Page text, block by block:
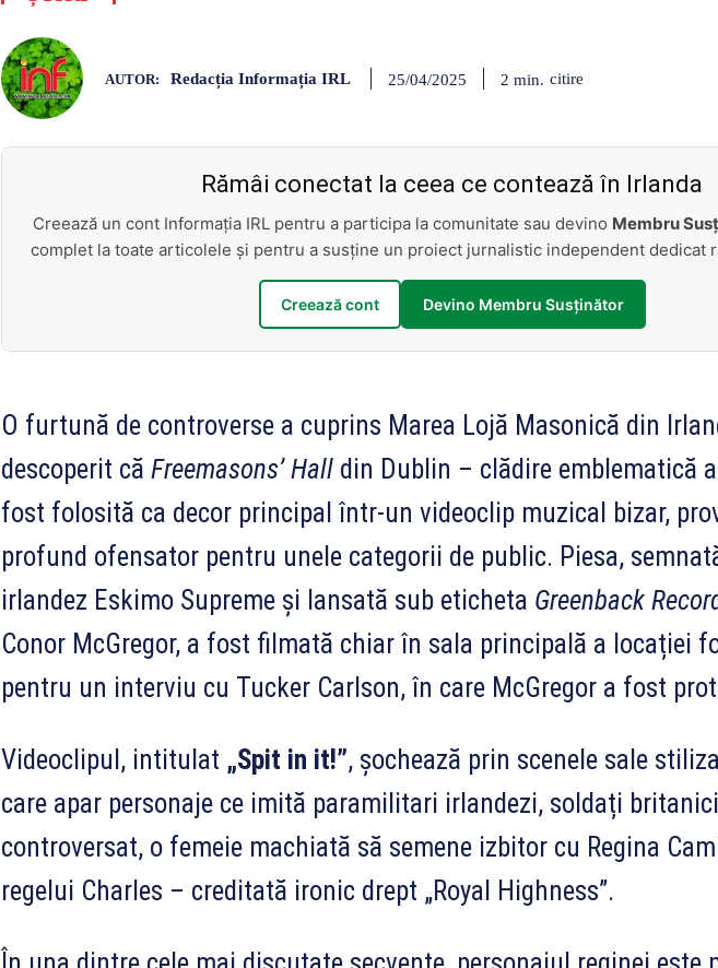
AUTOR: Redacția Informația IRL 25/04/2025 2 min. citire
Rămâi conectat la ceea ce contează în Irlanda
Creează un cont Informația IRL pentru a participa la comunitate sau devino Membru
complet la toate articolele și pentru a susține un proiect jurnalistic independent dedicat
Creează cont Devino Membru Susținător
O furtună de controverse a cuprins Marea Lojă Masonică din
descoperit că Freemasons’ Hall din Dublin – clădire emblematică
fost folosită ca decor principal într-un videoclip muzical bizar,
profund ofensator pentru unele categorii de public. Piesa,
irlandez Eskimo Supreme și lansată sub eticheta Greenback
Conor McGregor, a fost filmată chiar în sala principală a locației
pentru un interviu cu Tucker Carlson, în care McGregor a fost
Videoclipul, intitulat „Spit in it!”, șochează prin scenele sale
care apar personaje ce imită paramilitari irlandezi, soldați
controversat, o femeie machiată să semene izbitor cu Regina
regelui Charles – creditată ironic drept „Royal Highness”.